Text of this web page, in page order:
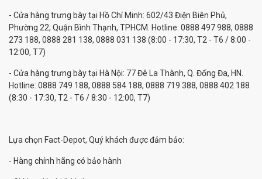
- Cửa hàng trưng bày tại Hồ Chí Minh: 602/43 Điện Biên Phủ,
Phường 22, Quận Bình Thạnh, TPHCM. Hotline: 0888 497 988, 0888
273 188, 0888 281 138, 0888 031 138 (8:00 - 17:30, T2 - T6 / 8:00 -
12:00, T7)
- Cửa hàng trưng bày tại Hà Nội: 77 Đê La Thành, Q. Đống Đa, HN.
Hotline: 0888 749 188, 0888 584 188, 0888 719 388, 0888 402 188
(8:30 - 17:30, T2 - T6 / 8:30 - 12:00, T7)
Lựa chọn Fact-Depot, Quý khách được đảm bảo:
- Hàng chính hãng có bảo hành